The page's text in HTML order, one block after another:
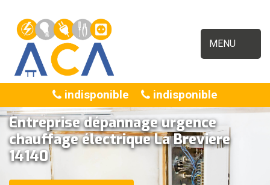
MENU
indisponible indisponible
Entreprise dépannage urgence
chauffage électrique La Breviere
14140